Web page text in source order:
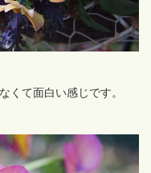
くて面白い感じです。